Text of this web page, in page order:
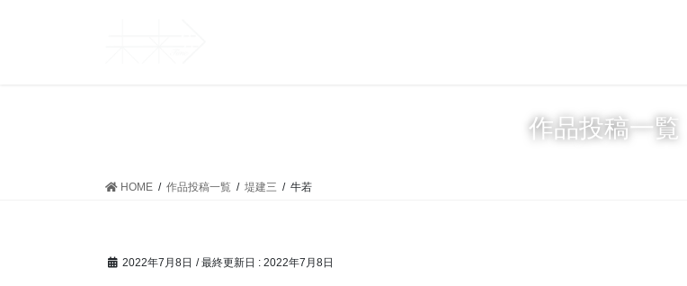
作品投稿一覧
HOME 作品投稿一覧 堤建三 牛若
2022年7月8日 / 最終更新日 : 2022年7月8日